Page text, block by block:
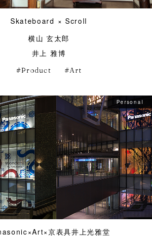
Skateboard × Scroll
横山 玄太郎
井上 雅博
Product Art
Personal
京表具井上光雅堂